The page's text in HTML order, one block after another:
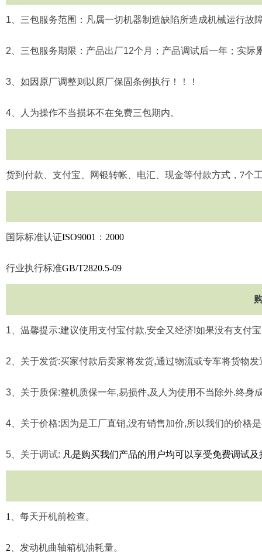
1 、三包服务范围：凡属一切机器制造缺陷所造成机械运行故
2 、三包服务期限：产品出厂12个月；产品调试后一年；实际
3 、如因原厂调整则以原厂保固条例执行！！！
4 、人为操作不当损坏不在免费三包期内。
货到付款、支付宝、网银转帐、电汇、现金等付款方式， 7个
国际标准认证ISO9001 ： 2000
行业执行标准GB/T2820.5-09
1 、温馨提示:建议使用支付宝付款,安全又经济!如果没有支付宝
2 、关于发货:买家付款后卖家将发货,通过物流或专车将货物
3 、关于质保:整机质保一年,易损件,及人为使用不当除外.终身
4 、关于价格:因为是工厂直销,没有销售加价,所以我们的价格
5 、关于调试: 凡是购买我们产品的用户均可以享受免费调试
1 、每天开机前检查。
2 、发动机曲轴箱机油耗量。